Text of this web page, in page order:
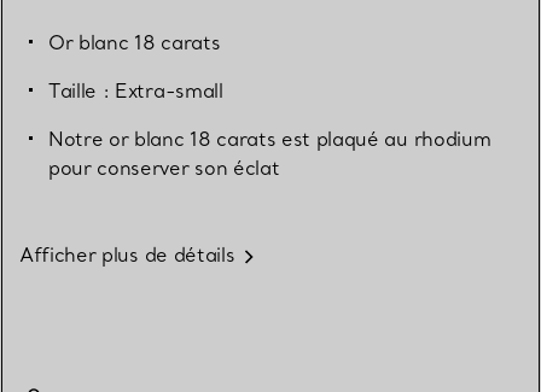
Or blanc 18 carats
Taille : Extra-small
Notre or blanc 18 carats est plaqué au rhodium
pour conserver son éclat
Afficher plus de détails